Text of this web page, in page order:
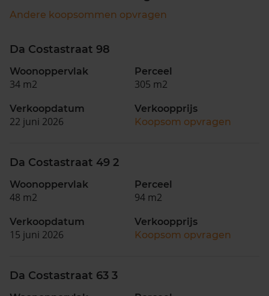
Andere koopsommen opvragen
Da Costastraat 98
Woonoppervlak
34 m2
Perceel
305 m2
Verkoopdatum
22 juni 2026
Verkoopprijs
Koopsom opvragen
Da Costastraat 49 2
Woonoppervlak
48 m2
Perceel
94 m2
Verkoopdatum
15 juni 2026
Verkoopprijs
Koopsom opvragen
Da Costastraat 63 3